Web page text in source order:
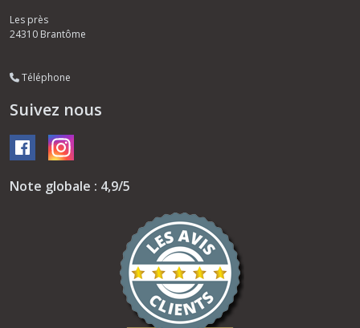
Les près
24310 Brantôme
Téléphone
Suivez nous
Note globale : 4,9/5